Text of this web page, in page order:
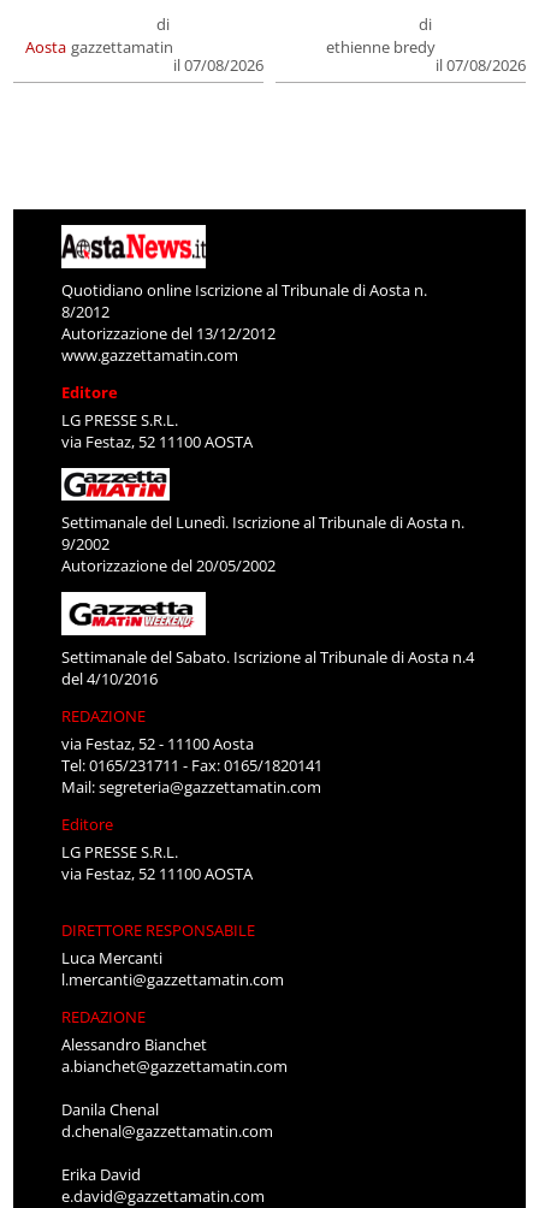
Aosta
di
gazzettamatin
il 07/08/2026
di
ethienne bredy
il 07/08/2026
Quotidiano online Iscrizione al Tribunale di Aosta n.
8/2012
Autorizzazione del 13/12/2012
www.gazzettamatin.com
Editore
LG PRESSE S.R.L.
via Festaz, 52 11100 AOSTA
Settimanale del Lunedì. Iscrizione al Tribunale di Aosta n.
9/2002
Autorizzazione del 20/05/2002
Settimanale del Sabato. Iscrizione al Tribunale di Aosta n.4
del 4/10/2016
REDAZIONE
via Festaz, 52 - 11100 Aosta
Tel: 0165/231711 - Fax: 0165/1820141
Mail:segreteria@gazzettamatin.com
Editore
LG PRESSE S.R.L.
via Festaz, 52 11100 AOSTA
DIRETTORE RESPONSABILE
Luca Mercanti
l.mercanti@gazzettamatin.com
REDAZIONE
Alessandro Bianchet
a.bianchet@gazzettamatin.com
Danila Chenal
d.chenal@gazzettamatin.com
Erika David
e.david@gazzettamatin.com